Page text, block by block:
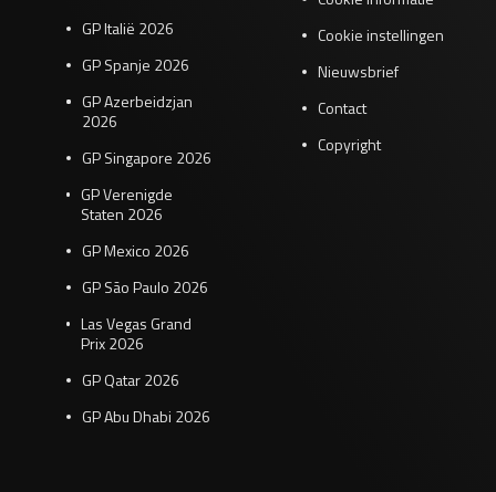
GP Italië 2026
GP Spanje 2026
GP Azerbeidzjan
2026
GP Singapore 2026
GP Verenigde
Staten 2026
GP Mexico 2026
GP São Paulo 2026
Las Vegas Grand
Prix 2026
GP Qatar 2026
GP Abu Dhabi 2026
Cookie instellingen
Nieuwsbrief
Contact
Copyright